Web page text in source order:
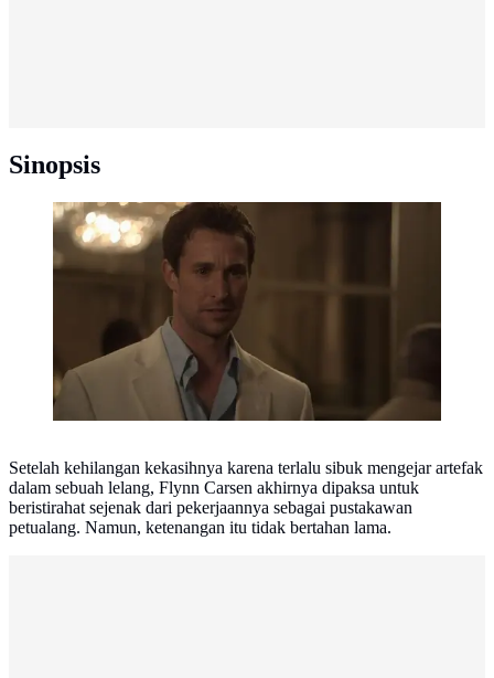
Sinopsis
The Librarian: Curse of the Judas Chalice (Dok. IMDb)
Setelah kehilangan kekasihnya karena terlalu sibuk mengejar artefak
dalam sebuah lelang, Flynn Carsen akhirnya dipaksa untuk
beristirahat sejenak dari pekerjaannya sebagai pustakawan
petualang. Namun, ketenangan itu tidak bertahan lama.